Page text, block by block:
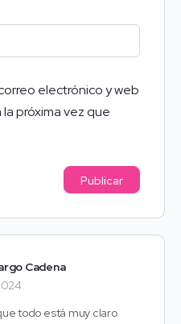
electrónico y web
próxima vez que
Cadena
todo está muy claro